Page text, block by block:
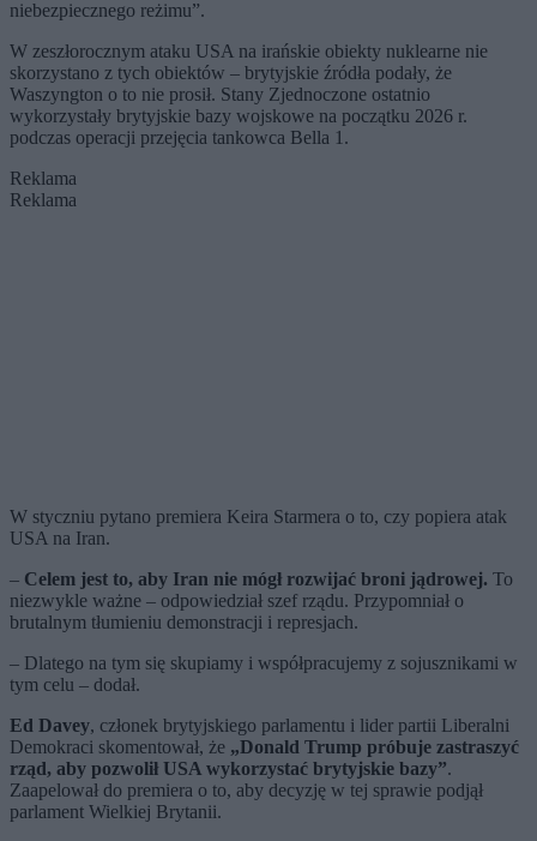
niebezpiecznego reżimu”.
W zeszłorocznym ataku USA na irańskie obiekty nuklearne nie
skorzystano z tych obiektów – brytyjskie źródła podały, że
Waszyngton o to nie prosił. Stany Zjednoczone ostatnio
wykorzystały brytyjskie bazy wojskowe na początku 2026 r.
podczas operacji przejęcia tankowca Bella 1.
Reklama
Reklama
W styczniu pytano premiera Keira Starmera o to, czy popiera atak
USA na Iran.
– Celem jest to, aby Iran nie mógł rozwijać broni jądrowej. To
niezwykle ważne – odpowiedział szef rządu. Przypomniał o
brutalnym tłumieniu demonstracji i represjach.
– Dlatego na tym się skupiamy i współpracujemy z sojusznikami w
tym celu – dodał.
Ed Davey, członek brytyjskiego parlamentu i lider partii Liberalni
Demokraci skomentował, że „Donald Trump próbuje zastraszyć
rząd, aby pozwolił USA wykorzystać brytyjskie bazy”.
Zaapelował do premiera o to, aby decyzję w tej sprawie podjął
parlament Wielkiej Brytanii.